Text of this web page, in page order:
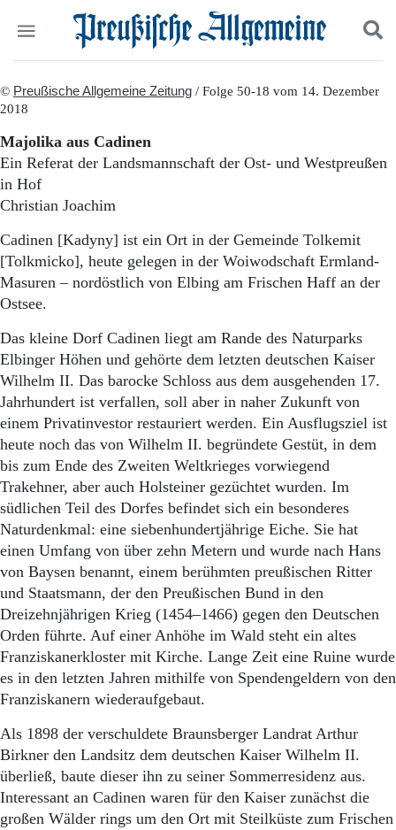
Start
Wer wir sind
Aktuelle Ausgabe
Abonnenten-Login
Abonnent werden
Abo Prämien
Archiv
Mediadaten
Politik
Gesellschaft
Pommern
Berlin-Brandenburg
Schlesien
Kontakt
Impressum
Datenschutz
Suchen und finden
© Preußische Allgemeine Zeitung / Folge 50-18 vom 14. Dezember
2018
Majolika aus Cadinen
Ein Referat der Landsmannschaft der Ost- und Westpreußen
in Hof
Christian Joachim
Cadinen [Kadyny] ist ein Ort in der Gemeinde Tolkemit
[Tolkmicko], heute gelegen in der Woiwodschaft Ermland-
Masuren – nordöstlich von Elbing am Frischen Haff an der
Ostsee.
Das kleine Dorf Cadinen liegt am Rande des Naturparks
Elbinger Höhen und gehörte dem letzten deutschen Kaiser
Wilhelm II. Das barocke Schloss aus dem ausgehenden 17.
Jahrhundert ist verfallen, soll aber in naher Zukunft von
einem Privatinvestor restauriert werden. Ein Ausflugsziel ist
heute noch das von Wilhelm II. begründete Gestüt, in dem
bis zum Ende des Zweiten Weltkrieges vorwiegend
Trakehner, aber auch Holsteiner gezüchtet wurden. Im
südlichen Teil des Dorfes befindet sich ein besonderes
Naturdenkmal: eine siebenhundertjährige Eiche. Sie hat
einen Umfang von über zehn Metern und wurde nach Hans
von Baysen benannt, einem berühmten preußischen Ritter
und Staatsmann, der den Preußischen Bund in den
Dreizehnjährigen Krieg (1454–1466) gegen den Deutschen
Orden führte. Auf einer Anhöhe im Wald steht ein altes
Franziskanerkloster mit Kirche. Lange Zeit eine Ruine wurde
es in den letzten Jahren mithilfe von Spendengeldern von den
Franziskanern wiederaufgebaut.
Als 1898 der verschuldete Braunsberger Landrat Arthur
Birkner den Landsitz dem deutschen Kaiser Wilhelm II.
überließ, baute dieser ihn zu seiner Sommerresidenz aus.
Interessant an Cadinen waren für den Kaiser zunächst die
großen Wälder rings um den Ort mit Steilküste zum Frischen